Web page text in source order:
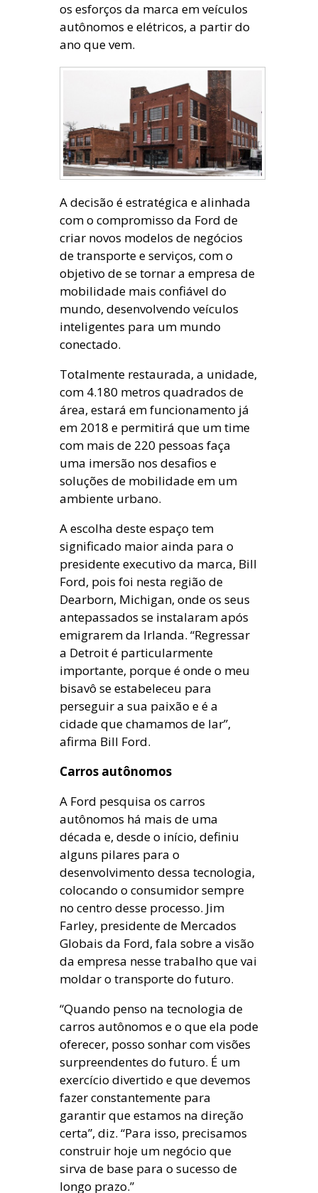
os esforços da marca em veículos
autônomos e elétricos, a partir do
ano que vem.
A decisão é estratégica e alinhada
com o compromisso da Ford de
criar novos modelos de negócios
de transporte e serviços, com o
objetivo de se tornar a empresa de
mobilidade mais confiável do
mundo, desenvolvendo veículos
inteligentes para um mundo
conectado.
Totalmente restaurada, a unidade,
com 4.180 metros quadrados de
área, estará em funcionamento já
em 2018 e permitirá que um time
com mais de 220 pessoas faça
uma imersão nos desafios e
soluções de mobilidade em um
ambiente urbano.
A escolha deste espaço tem
significado maior ainda para o
presidente executivo da marca, Bill
Ford, pois foi nesta região de
Dearborn, Michigan, onde os seus
antepassados se instalaram após
emigrarem da Irlanda. “Regressar
a Detroit é particularmente
importante, porque é onde o meu
bisavô se estabeleceu para
perseguir a sua paixão e é a
cidade que chamamos de lar”,
afirma Bill Ford.
Carros autônomos
A Ford pesquisa os carros
autônomos há mais de uma
década e, desde o início, definiu
alguns pilares para o
desenvolvimento dessa tecnologia,
colocando o consumidor sempre
no centro desse processo. Jim
Farley, presidente de Mercados
Globais da Ford, fala sobre a visão
da empresa nesse trabalho que vai
moldar o transporte do futuro.
“Quando penso na tecnologia de
carros autônomos e o que ela pode
oferecer, posso sonhar com visões
surpreendentes do futuro. É um
exercício divertido e que devemos
fazer constantemente para
garantir que estamos na direção
certa”, diz. “Para isso, precisamos
construir hoje um negócio que
sirva de base para o sucesso de
longo prazo.”